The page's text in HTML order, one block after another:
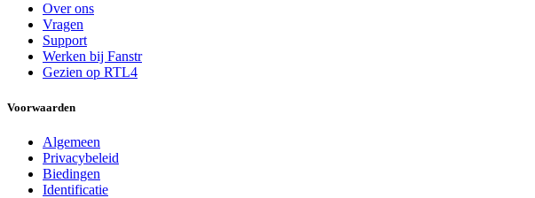
Over ons
Vragen
Support
Werken bij Fanstr
Gezien op RTL4
Voorwaarden
Algemeen
Privacybeleid
Biedingen
Identificatie